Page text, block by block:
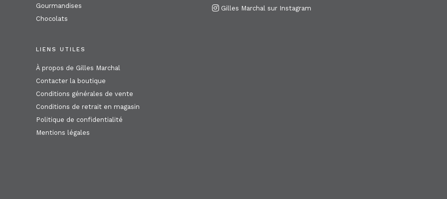
Gourmandises
Chocolats
LIENS UTILES
À propos de Gilles Marchal
Contacter la boutique
Conditions générales de vente
Conditions de retrait en magasin
Politique de confidentialité
Mentions légales
Gilles Marchal sur Instagram